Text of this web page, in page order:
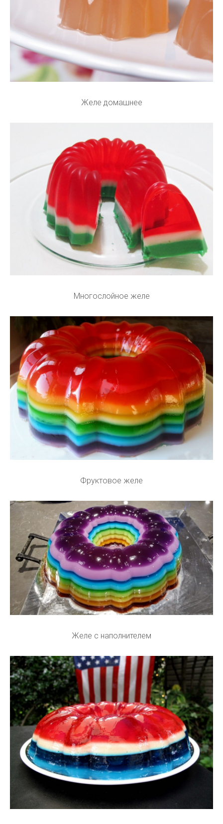
Желе домашнее
Многослойное желе
Фруктовое желе
Желе с наполнителем